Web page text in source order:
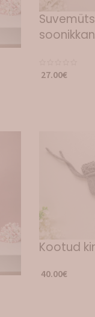
Suvemüts
27.00€
Kootud
40.00€